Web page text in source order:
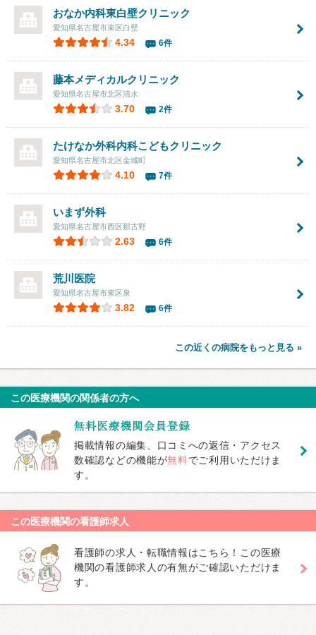
おなか内科東白壁クリニック
愛知県名古屋市東区白壁
4.34 6件
藤本メディカルクリニック
愛知県名古屋市北区清水
3.70 2件
たけなか外科内科こどもクリニック
愛知県名古屋市北区金城町
4.10 7件
いまず外科
愛知県名古屋市西区那古野
2.63 6件
荒川医院
愛知県名古屋市東区泉
3.82 6件
この近くの病院をもっと見る »
この医療機関の関係者の方へ
掲載情報の編集、口コミへの返信・アクセス
数確認などの機能が無料でご利用いただけま
す。
この医療機関の看護師求人
看護師の求人・転職情報はこちら！この医療
機関の看護師求人の有無がご確認いただけま
す。